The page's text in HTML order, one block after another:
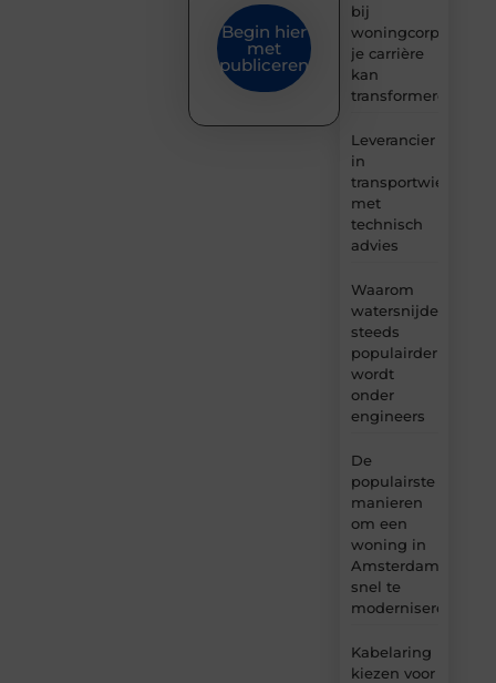
bij
woningcorporaties
je carrière
kan
transformeren
Leverancier
in
transportwielen
met
technisch
advies
Waarom
watersnijden
steeds
populairder
wordt
onder
engineers
De
populairste
manieren
om een
woning in
Amsterdam
snel te
moderniseren
Kabelaring
kiezen voor
Begin hier
met
publiceren